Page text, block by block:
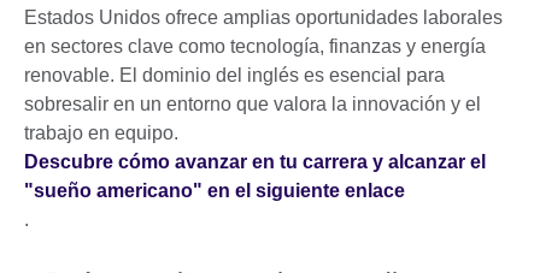
Estados Unidos ofrece amplias oportunidades laborales
en sectores clave como tecnología, finanzas y energía
renovable. El dominio del inglés es esencial para
sobresalir en un entorno que valora la innovación y el
trabajo en equipo.
Descubre cómo avanzar en tu carrera y alcanzar el
"sueño americano" en el siguiente enlace
.